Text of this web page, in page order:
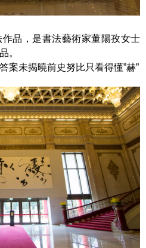
品，是書法藝術家董陽孜女士
。
案未揭曉前史努比只看得懂”赫”